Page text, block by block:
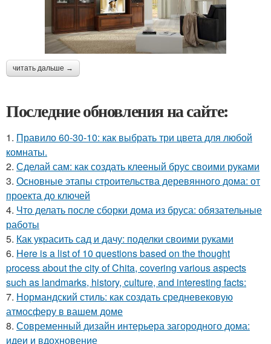
читать дальше →
Последние обновления на сайте:
1. Правило 60-30-10: как выбрать три цвета для любой
комнаты.
2. Сделай сам: как создать клееный брус своими руками
3. Основные этапы строительства деревянного дома: от
проекта до ключей
4. Что делать после сборки дома из бруса: обязательные
работы
5. Как украсить сад и дачу: поделки своими руками
6. Here is a list of 10 questions based on the thought
process about the city of Chita, covering various aspects
such as landmarks, history, culture, and interesting facts:
7. Нормандский стиль: как создать средневековую
атмосферу в вашем доме
8. Современный дизайн интерьера загородного дома:
идеи и вдохновение